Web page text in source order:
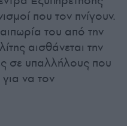
που τον πνίγουν.
του από την
αισθάνεται την
σε υπαλλήλους που
να τον